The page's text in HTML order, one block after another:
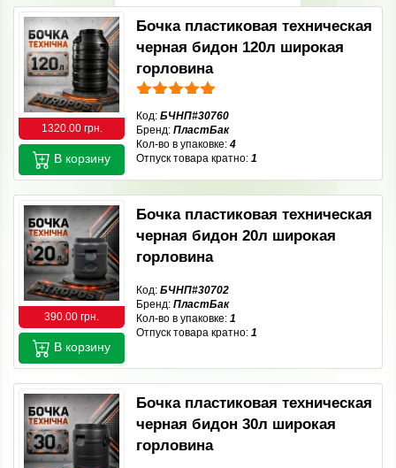
1320.00 грн.
Бочка пластиковая техническая
черная бидон 120л широкая
горловина
Код: БЧНП#30760
Бренд: ПластБак
Кол-во в упаковке: 4
Отпуск товара кратно: 1
В корзину
390.00 грн.
Бочка пластиковая техническая
черная бидон 20л широкая
горловина
Код: БЧНП#30702
Бренд: ПластБак
Кол-во в упаковке: 1
Отпуск товара кратно: 1
В корзину
Бочка пластиковая техническая
черная бидон 30л широкая
горловина